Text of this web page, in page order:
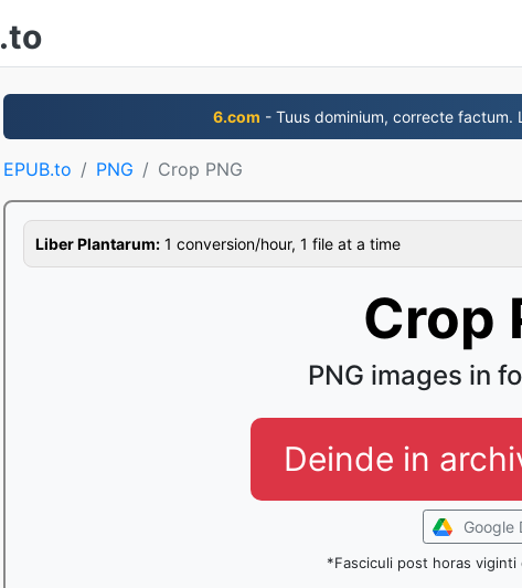
.to
6.com - Tuus dominium, correcte factum.
EPUB.to PNG Crop PNG
Liber Plantarum: 1 conversion/hour, 1 file at a time
Crop
PNG images in
Deinde in
Google
*Fasciculi post horas